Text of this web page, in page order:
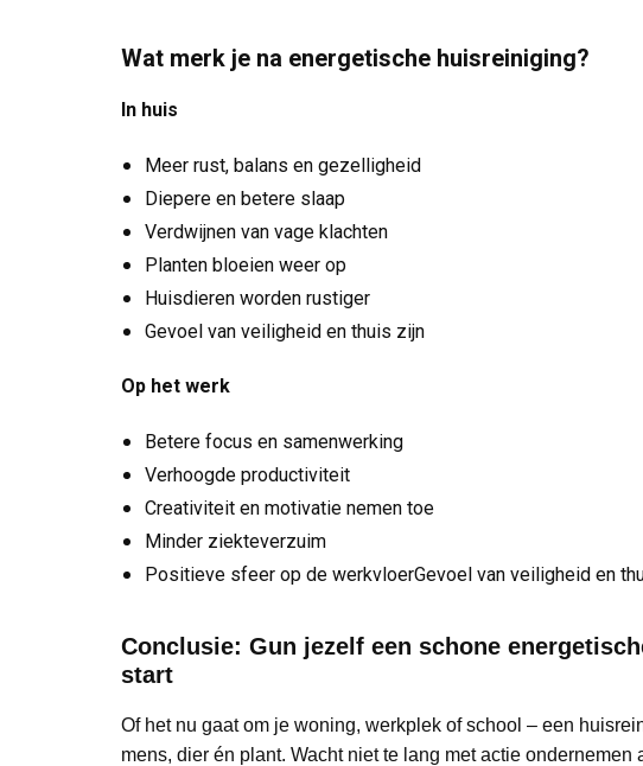
Wat merk je na energetische huisreiniging?
In huis
Meer rust, balans en gezelligheid
Diepere en betere slaap
Verdwijnen van vage klachten
Planten bloeien weer op
Huisdieren worden rustiger
Gevoel van veiligheid en thuis zijn
Op het werk
Betere focus en samenwerking
Verhoogde productiviteit
Creativiteit en motivatie nemen toe
Minder ziekteverzuim
Positieve sfeer op de werkvloerGevoel van veiligheid en
Conclusie: Gun jezelf een schone
start
Of het nu gaat om je woning, werkplek of school – een
mens, dier én plant. Wacht niet te lang met actie ondernemen